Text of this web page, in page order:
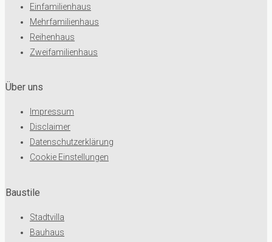
Einfamilienhaus
Mehrfamilienhaus
Reihenhaus
Zweifamilienhaus
Baustile
Stadtvilla
Bauhaus
Über uns
Impressum
Disclaimer
Datenschutzerklärung
Cookie Einstellungen